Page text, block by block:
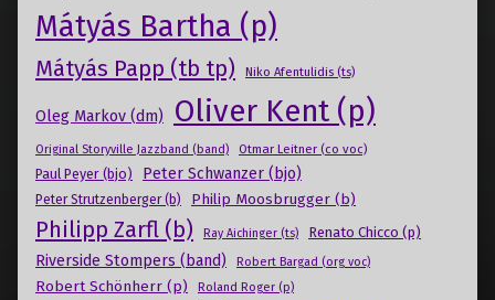
Mátyás Bartha (p)
Mátyás Papp (tb tp) Niko Afentulidis (ts)
Oleg Markov (dm) Oliver Kent (p)
Original Storyville Jazzband (band) Otmar Leitner (co voc)
Paul Peyer (bjo) Peter Schwanzer (bjo)
Peter Strutzenberger (b) Philip Moosbrugger (b)
Philipp Zarfl (b) Ray Aichinger (ts) Renato Chicco (p)
Riverside Stompers (band) Robert Bargad (org voc)
Robert Schönherr (p) Roland Roger (p)